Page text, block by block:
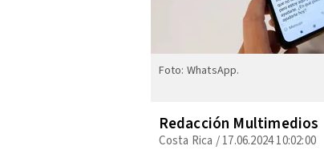
Foto: WhatsApp.
Redacción Multimedios
Costa Rica /17.06.2024 10:02:00